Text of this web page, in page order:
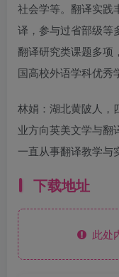
社会学等。翻译实践
译，参与过省部级等
翻译研究类课题多项
国高校外语学科优秀
林娟：湖北黄陂人，
业方向英美文学与翻
一直从事翻译教学与
下载地址
此处